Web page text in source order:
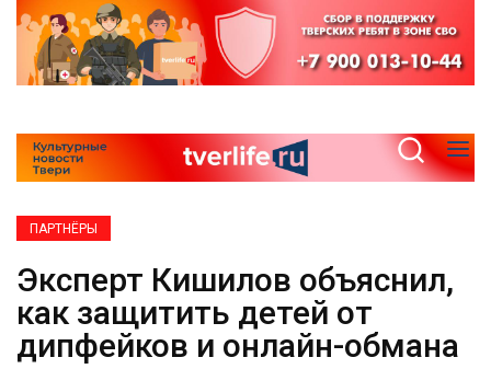
ПАРТНЁРЫ
Эксперт Кишилов объяснил,
как защитить детей от
дипфейков и онлайн-обмана